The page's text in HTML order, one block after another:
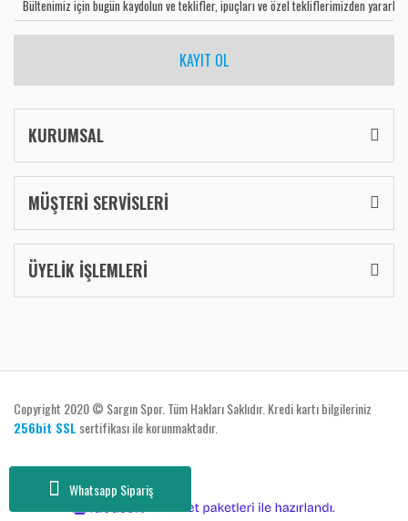
Whatsapp Sipariş
KAYIT OL
KURUMSAL
MÜŞTERİ SERVİSLERİ
ÜYELİK İŞLEMLERİ
Copyright 2020 © Sargın Spor. Tüm Hakları Saklıdır. Kredi kartı bilgileriniz
256bit SSL sertifikası ile korunmaktadır.
e-